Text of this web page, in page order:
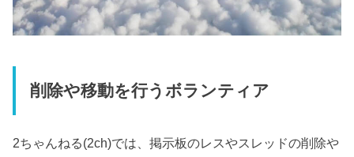
削除や移動を行うボランティア
2ちゃんねる(2ch)では、掲示板のレスやスレッドの削除や